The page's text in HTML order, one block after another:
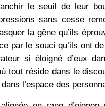
le seuil de leur
sans cesse
la gêne qu’ils
par le souci qu’ils ont
si éloigné d’eux
tout réside dans le
l’espace des